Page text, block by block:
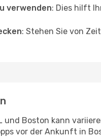
verwenden: Dies hilft
: Stehen Sie von
und Boston kann
vor der Ankunft in